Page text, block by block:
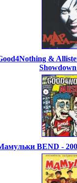
&
BEND -